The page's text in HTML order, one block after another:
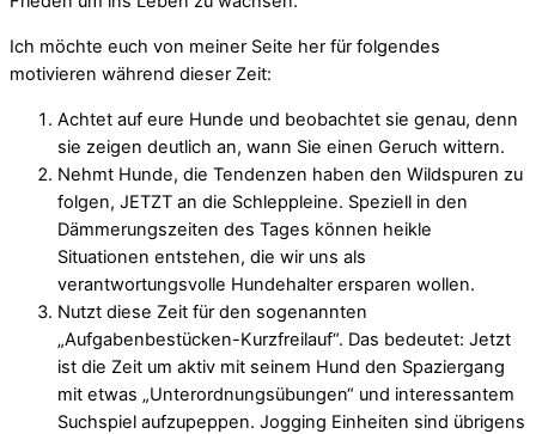
Ich möchte euch von meiner Seite her für folgendes
motivieren während dieser Zeit:
Achtet auf eure Hunde und beobachtet sie genau, denn
sie zeigen deutlich an, wann Sie einen Geruch wittern.
Nehmt Hunde, die Tendenzen haben den Wildspuren zu
folgen, JETZT an die Schleppleine. Speziell in den
Dämmerungszeiten des Tages können heikle
Situationen entstehen, die wir uns als
verantwortungsvolle Hundehalter ersparen wollen.
Nutzt diese Zeit für den sogenannten
„Aufgabenbestücken-Kurzfreilauf“. Das bedeutet: Jetzt
ist die Zeit um aktiv mit seinem Hund den Spaziergang
mit etwas „Unterordnungsübungen“ und interessantem
Suchspiel aufzupeppen. Jogging Einheiten sind übrigens